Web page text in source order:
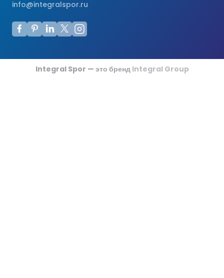
info@integralspor.ru
Integral Spor — это бренд Integral Group